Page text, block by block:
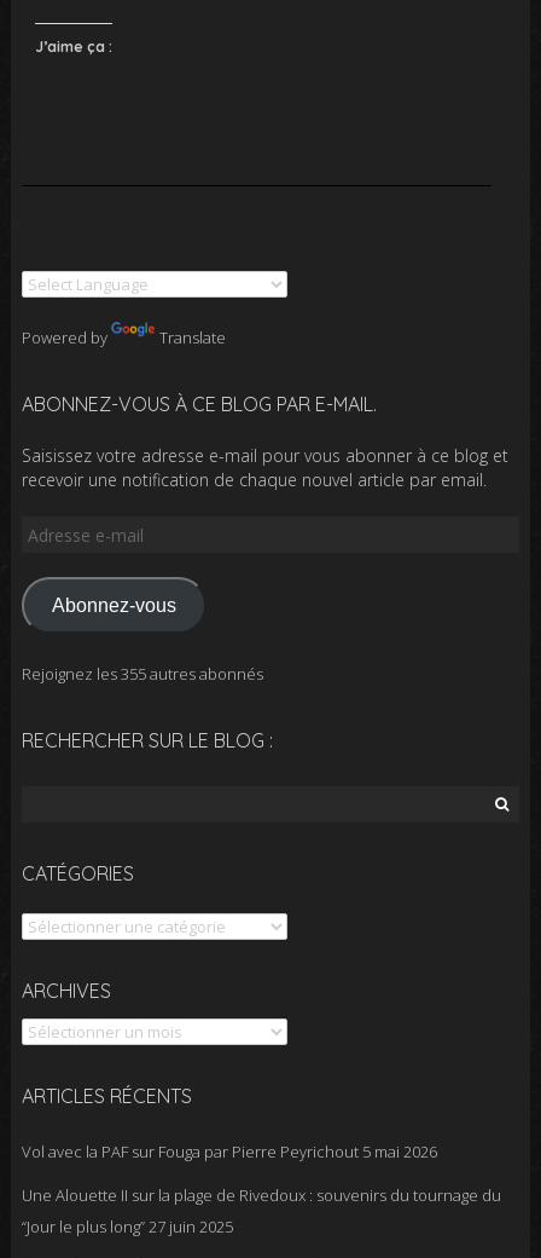
J’aime ça :
Powered by Translate
ABONNEZ-VOUS À CE BLOG PAR E-MAIL.
Saisissez votre adresse e-mail pour vous abonner à ce blog et
recevoir une notification de chaque nouvel article par email.
Adresse
mail
Abonnez-vous
Rejoignez les 355 autres abonnés
RECHERCHER SUR LE BLOG :
CATÉGORIES
Catégories
ARCHIVES
Archives
ARTICLES RÉCENTS
Vol avec la PAF sur Fouga par Pierre Peyrichout 5 mai 2026
Une Alouette II sur la plage de Rivedoux : souvenirs du tournage du
“Jour le plus long”27 juin 2025